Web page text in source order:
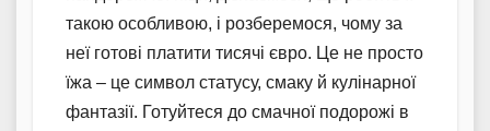
такою особливою, і розберемося, чому за
неї готові платити тисячі євро. Це не просто
їжа – це символ статусу, смаку й кулінарної
фантазії. Готуйтеся до смачної подорожі в